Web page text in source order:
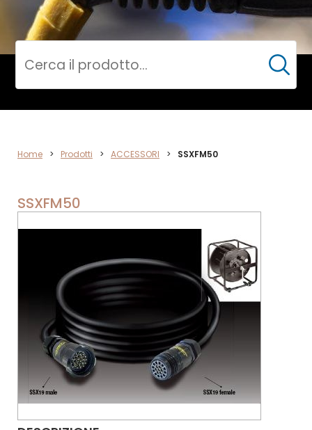
ACCESSORI
Cerca
Home > Prodotti > ACCESSORI > SSXFM50
SSXFM50